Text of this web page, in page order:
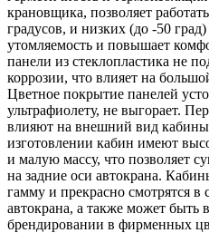
крановщика, позволяет
градусов, и низких (до -50
утомляемость и повышает
панели из стеклопластика не
коррозии, что влияет на
Цветное покрытие панелей
ультрафиолету, не выгорает.
влияют на внешний вид
изготовлении кабин имеют
и малую массу, что позволяет
на задние оси автокрана.
гамму и прекрасно смотрятся
автокрана, а также может быть
брендировании в фирменных